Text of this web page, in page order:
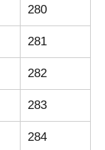
280
281
282
283
284